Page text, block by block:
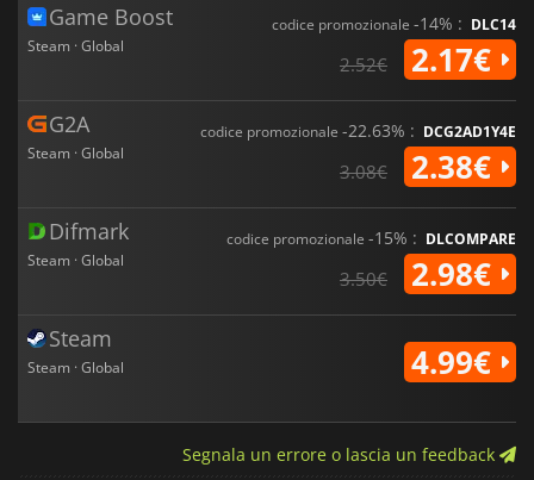
Game Boost
Steam · Global
codice promozionale -14% : DLC14
2.52€ 2.17€
G2A
Steam · Global
codice promozionale -22.63% : DCG2AD1Y4E
3.08€ 2.38€
Difmark
Steam · Global
codice promozionale -15% : DLCOMPARE
3.50€ 2.98€
Steam
Steam · Global 4.99€
Segnala un errore o lascia un feedback